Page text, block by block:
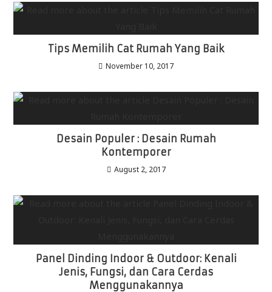
Tips Memilih Cat Rumah Yang Baik
November 10, 2017
Desain Populer : Desain Rumah
Kontemporer
August 2, 2017
Panel Dinding Indoor & Outdoor: Kenali
Jenis, Fungsi, dan Cara Cerdas
Menggunakannya